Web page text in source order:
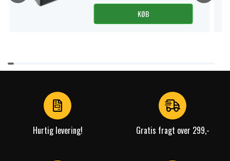
KØB
Item
1
Hurtig levering! Gratis fragt over 299,-